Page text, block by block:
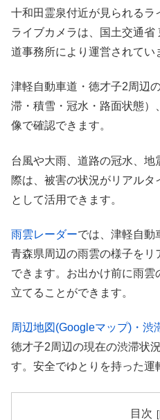
十和田霊泉付近が見られるラ
ライブカメラは、国土交通省
道事務所により運営されてい
津軽自動車道・徳才子2周辺
滞・積雪・冠水・路面状態
像で確認できます。
台風や大雨、道路の冠水、
際は、被害の状況がリアル
として活用できます。
雨雲レーダーでは、津軽自動
青森県周辺の雨雲の様子を
できます。お出かけ前に雨
立てることができます。
周辺地図(Googleマップ)・渋
徳才子2周辺の現在の渋滞状
す。安全でゆとりを持った運
目次